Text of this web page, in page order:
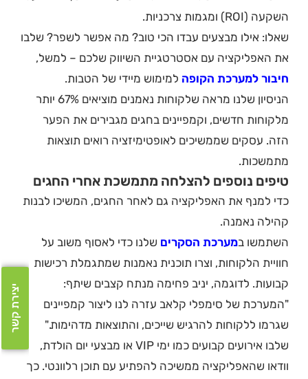
השקעה (ROI) ומגמות צרכניות.
שאלו: אילו מבצעים עבדו הכי טוב? מה אפשר לשפר? שלבו
את האפליקציה עם אסטרטגיית השיווק שלכם – למשל,
חיבור למערכת הקופה למימוש מיידי של הטבות.
הניסיון שלנו מראה שלקוחות נאמנים מוציאים 67% יותר
מלקוחות חדשים, וקמפיינים בחגים מגבירים את הפער
הזה. עסקים שממשיכים לאופטימיזציה רואים תוצאות
מתמשכות.
טיפים נוספים להצלחה מתמשכת אחרי החגים
כדי למנף את האפליקציה גם לאחר החגים, המשיכו לבנות
קהילה נאמנה.
השתמשו במערכת הסקרים שלנו כדי לאסוף משוב על
חוויית הלקוחות, וצרו תוכנית נאמנות שמתגמלת רכישות
קבועות. לדוגמה, יניב פחימה מנתח קצבים שיתף:
"המערכת של סימפלי קלאב עזרה לנו ליצור קמפיינים
שגרמו ללקוחות להרגיש שייכים, והתוצאות מדהימות."
שלבו אירועים קבועים כמו ימי VIP או מבצעי יום הולדת,
וודאו שהאפליקציה ממשיכה להפתיע עם תוכן רלוונטי. כך
יצירת קשר